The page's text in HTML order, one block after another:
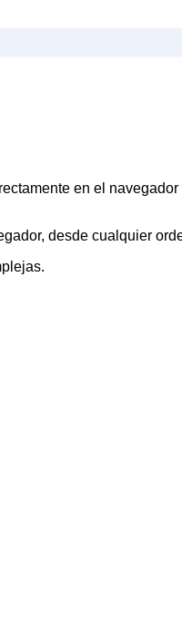
en el
desde cualquier